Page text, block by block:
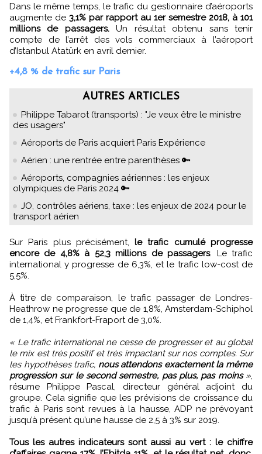
Dans le même temps, le trafic du gestionnaire d’aéroports
augmente de 3,1% par rapport au 1er semestre 2018, à 101
millions de passagers.Un résultat obtenu sans tenir
compte de l’arrêt des vols commerciaux à l’aéroport
d’Istanbul Atatürk en avril dernier.
+4,8 % de trafic sur Paris
AUTRES ARTICLES
Philippe Tabarot (transports) : "Je veux être le ministre
des usagers"
Aéroports de Paris acquiert Paris Expérience
Aérien : une rentrée entre parenthèses 🔑
Aéroports, compagnies aériennes : les enjeux
olympiques de Paris 2024 🔑
JO, contrôles aériens, taxe : les enjeux de 2024 pour le
transport aérien
Sur Paris plus précisément, le trafic cumulé progresse
encore de 4,8% à 52,3 millions de passagers. Le trafic
international y progresse de 6,3%, et le trafic low-cost de
5,5%.
À titre de comparaison, le trafic passager de Londres-
Heathrow ne progresse que de 1,8%, Amsterdam-Schiphol
de 1,4%, et Frankfort-Fraport de 3,0%.
« Le trafic international ne cesse de progresser et au global
le mix est très positif et très impactant sur nos comptes. Sur
les hypothèses trafic, nous attendons exactement la même
progression sur le second semestre, pas plus, pas moins»
résume Philippe Pascal, directeur général adjoint du
groupe. Cela signifie que les prévisions de croissance du
trafic à Paris sont revues à la hausse, ADP ne prévoyant
jusqu’à présent qu’une hausse de 2,5 à 3% sur 2019.
Tous les autres indicateurs sont aussi au vert : le chiffre